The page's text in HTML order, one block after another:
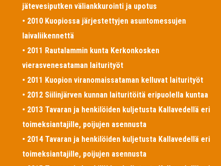
jätevesiputken väliankkurointi ja upotus
• 2010 Kuopiossa järjestettyjen asuntomessujen
laivaliikennettä
• 2011 Rautalammin kunta Kerkonkosken
vierasvenesataman laiturityöt
• 2011 Kuopion viranomaissataman kelluvat laiturityöt
• 2012 Siilinjärven kunnan laituritöitä eripuolella kuntaa
• 2013 Tavaran ja henkilöiden kuljetusta Kallavedellä eri
toimeksiantajille, poijujen asennusta
• 2014 Tavaran ja henkilöiden kuljetusta Kallavedellä eri
toimeksiantajille, poijujen asennusta